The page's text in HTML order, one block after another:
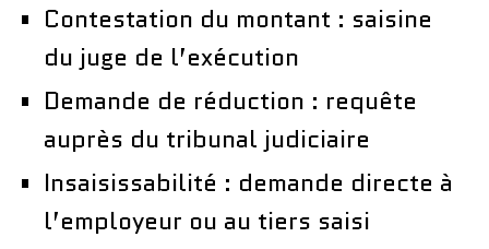
Contestation du montant : saisine
du juge de l’exécution
Demande de réduction : requête
auprès du tribunal judiciaire
Insaisissabilité : demande directe à
l’employeur ou au tiers saisi